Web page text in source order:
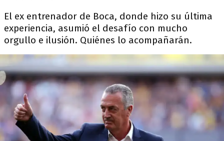
El ex entrenador de Boca, donde hizo su última
experiencia, asumió el desafío con mucho
orgullo e ilusión. Quiénes lo acompañarán.